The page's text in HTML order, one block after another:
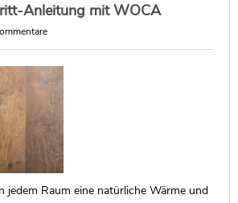
Anleitung mit WOCA
jedem Raum eine natürliche Wärme und